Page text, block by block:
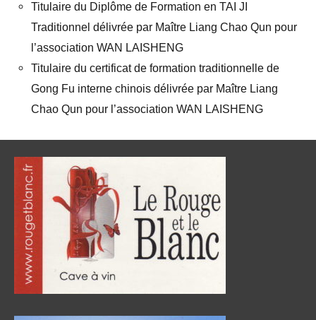
Titulaire du Diplôme de Formation en TAI JI
Traditionnel délivrée par Maître Liang Chao Qun pour
l’association WAN LAISHENG
Titulaire du certificat de formation traditionnelle de
Gong Fu interne chinois délivrée par Maître Liang
Chao Qun pour l’association WAN LAISHENG